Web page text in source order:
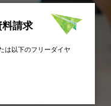
料請求
は以下のフリーダイヤ